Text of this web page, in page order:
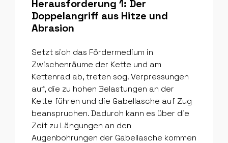
Herausforderung 1: Der
Doppelangriff aus Hitze und
Abrasion
Setzt sich das Fördermedium in
Zwischenräume der Kette und am
Kettenrad ab, treten sog. Verpressungen
auf, die zu hohen Belastungen an der
Kette führen und die Gabellasche auf Zug
beanspruchen. Dadurch kann es über die
Zeit zu Längungen an den
Augenbohrungen der Gabellasche kommen